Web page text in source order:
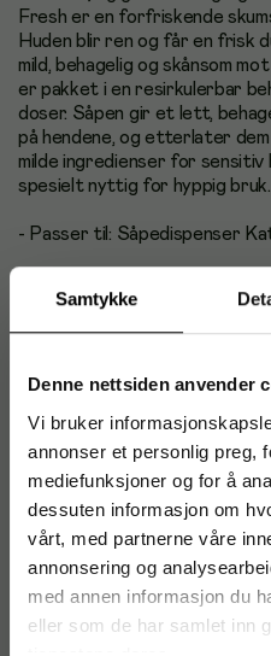
Samtykke
Denne nettsiden anvender
Vi bruker
annonser et personlig preg,
mediefunksjoner og for å
dessuten informasjon om
vårt, med partnerne våre
annonsering og
med annen informasjon du
eller som de har samlet inn
Fresh er en forfriskende
Huden blir ren og får en frisk
mild, behagelig og skånsom
er pakket i en resirkulerbar
doser. Såpen gir et lett,
på hendene, og etterlater
milde ingredienser for sensitiv
spesielt nyttig for hyppig bruk.
- Passer til: Såpedispenser
- Gir opptil 2500 doseringer
- Lukt: bjørk
- pH-verdi: 4,5
- Dermatologisk testet
Produktinformasjon